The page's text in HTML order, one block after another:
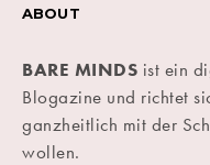
ABOUT
BARE MINDS ist ein
Blogazine und richtet
ganzheitlich mit der
wollen.